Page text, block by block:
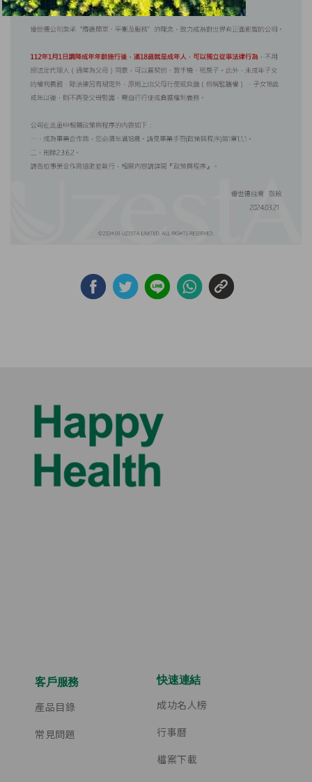
客戶服務
產品目錄
常見問題
快速連結
成功名人榜
行事曆
檔案下載